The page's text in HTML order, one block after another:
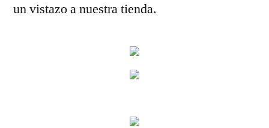
un vistazo a nuestra tienda.